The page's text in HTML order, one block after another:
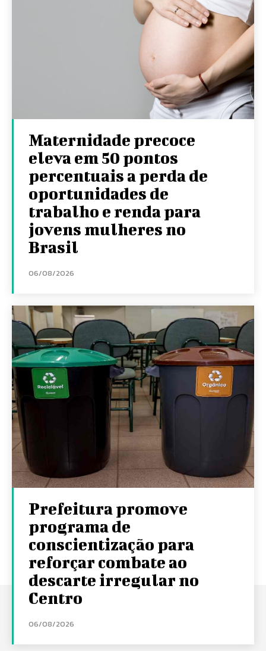
Maternidade precoce
eleva em 50 pontos
percentuais a perda de
oportunidades de
trabalho e renda para
jovens mulheres no
Brasil
06/08/2026
Prefeitura promove
programa de
conscientização para
reforçar combate ao
descarte irregular no
Centro
06/08/2026